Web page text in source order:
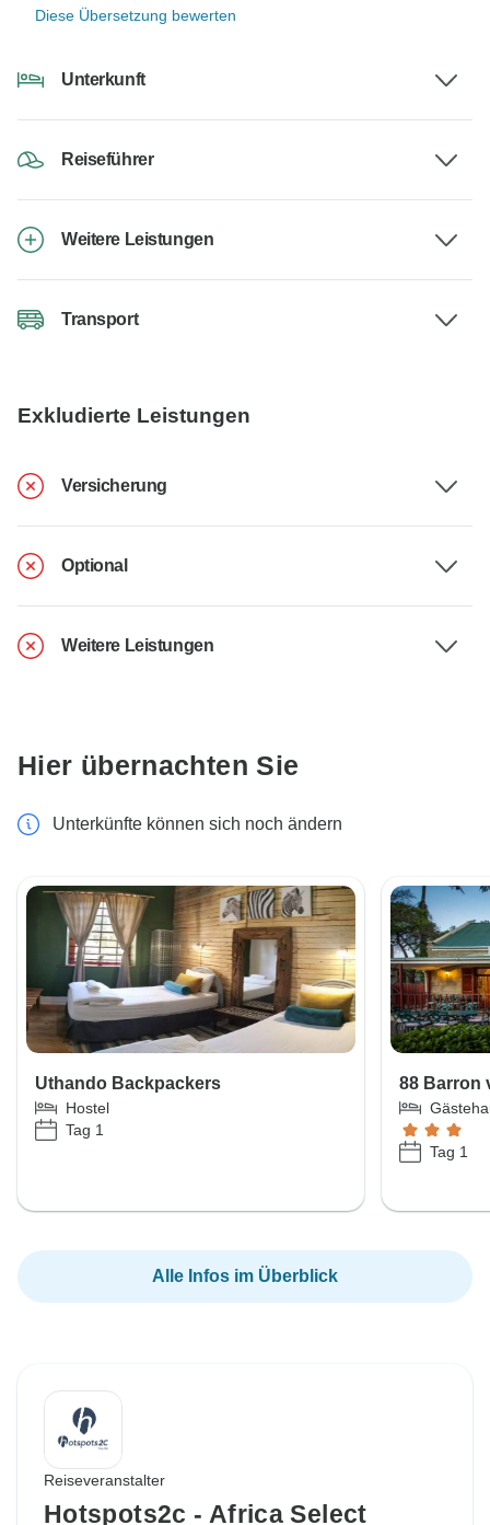
Diese Übersetzung bewerten
Unterkunft
Reiseführer
Weitere Leistungen
Transport
Exkludierte Leistungen
Versicherung
Optional
Weitere Leistungen
Hier übernachten Sie
Unterkünfte können sich noch ändern
Uthando Backpackers
Hostel
Tag 1
88 Barron
Tag 1
Alle Infos im Überblick
Reiseveranstalter
Hotspots2c - Africa Select